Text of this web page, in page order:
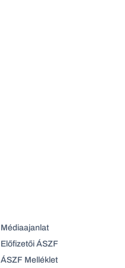
Médiaajanlat
Előfizetői ÁSZF
ÁSZF Melléklet